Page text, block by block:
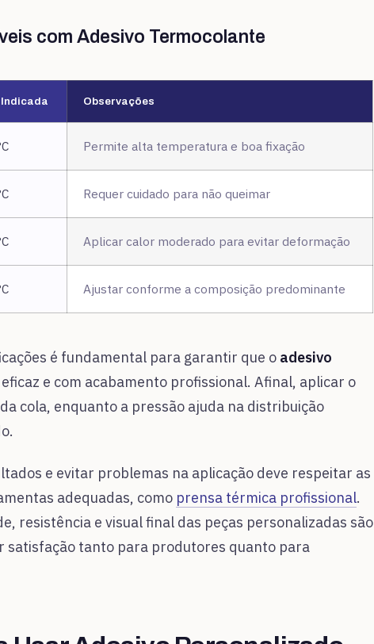
com Adesivo Termocolante
Observações
Permite alta temperatura e boa fixação
Requer cuidado para não queimar
Aplicar calor moderado para evitar deformação
Ajustar conforme a composição predominante
é fundamental para garantir que o adesivo
e com acabamento profissional. Afinal, aplicar o
cola, enquanto a pressão ajuda na distribuição
e evitar problemas na aplicação deve respeitar as
adequadas, como prensa térmica profissional.
resistência e visual final das peças personalizadas são
satisfação tanto para produtores quanto para